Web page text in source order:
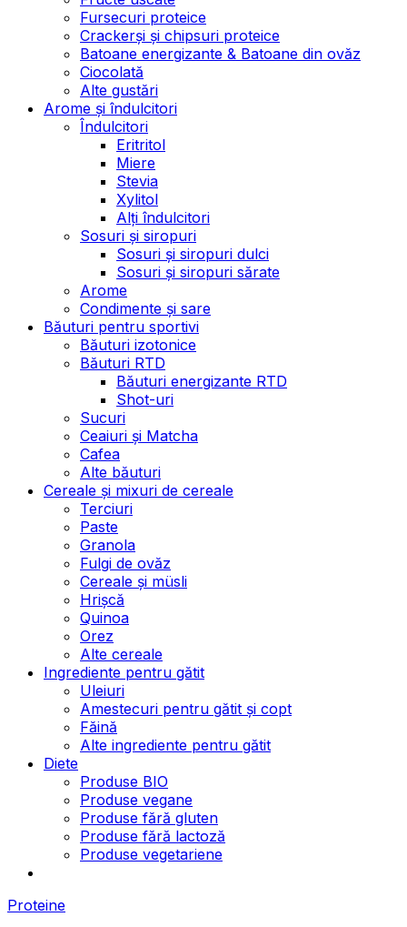
Fursecuri proteice
Crackerși și chipsuri proteice
Batoane energizante & Batoane din ovăz
Ciocolată
Alte gustări
Arome și îndulcitori
Îndulcitori
Eritritol
Miere
Stevia
Xylitol
Alți îndulcitori
Sosuri și siropuri
Sosuri și siropuri dulci
Sosuri și siropuri sărate
Arome
Condimente și sare
Băuturi pentru sportivi
Băuturi izotonice
Băuturi RTD
Băuturi energizante RTD
Shot-uri
Sucuri
Ceaiuri și Matcha
Cafea
Alte băuturi
Cereale și mixuri de cereale
Terciuri
Paste
Granola
Fulgi de ovăz
Cereale și müsli
Hrișcă
Quinoa
Orez
Alte cereale
Ingrediente pentru gătit
Uleiuri
Amestecuri pentru gătit și copt
Făină
Alte ingrediente pentru gătit
Diete
Produse BIO
Produse vegane
Produse fără gluten
Produse fără lactoză
Produse vegetariene
Proteine